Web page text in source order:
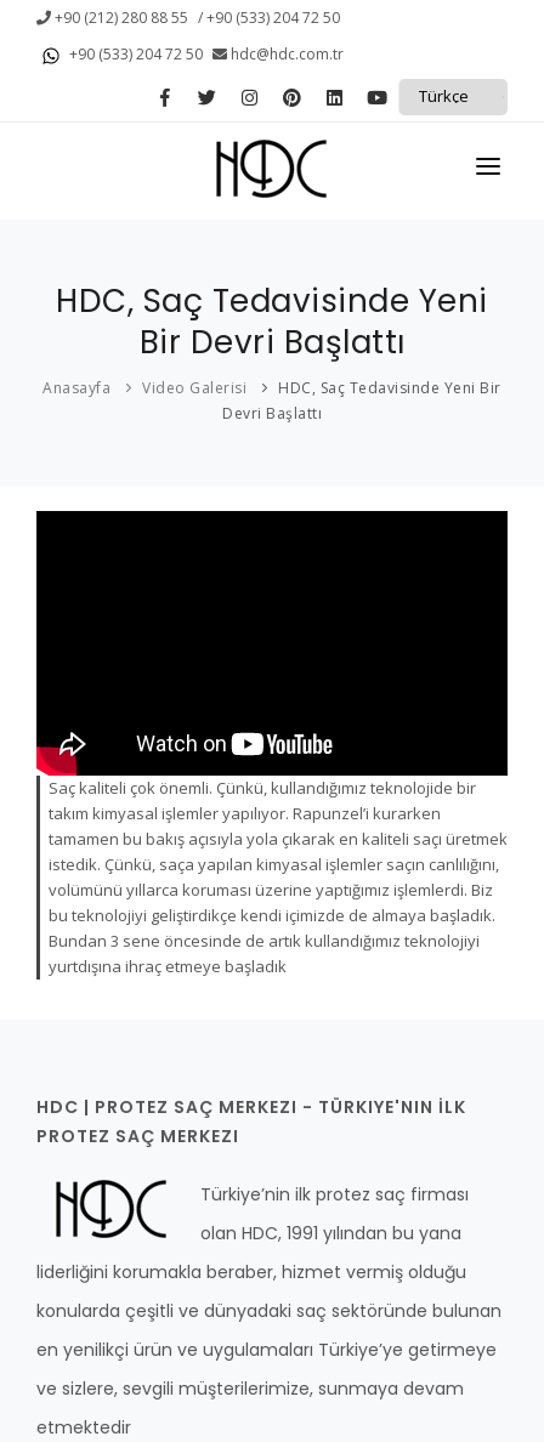
+90 (212) 280 88 55 / +90 (533) 204 72 50
+90 (533) 204 72 50
hdc@hdc.com.tr
KURUMSAL
KAMPANYALAR
HDC, Saç Tedavisinde Yeni
Bir Devri Başlattı
Anasayfa Video Galerisi
HDC, Saç Tedavisinde Yeni Bir
Devri Başlattı
Saç kaliteli çok önemli. Çünkü, kullandığımız teknolojide bir
takım kimyasal işlemler yapılıyor. Rapunzel’i kurarken
tamamen bu bakış açısıyla yola çıkarak en kaliteli saçı üretmek
istedik. Çünkü, saça yapılan kimyasal işlemler saçın canlılığını,
volümünü yıllarca koruması üzerine yaptığımız işlemlerdi. Biz
bu teknolojiyi geliştirdikçe kendi içimizde de almaya başladık.
Bundan 3 sene öncesinde de artık kullandığımız teknolojiyi
yurtdışına ihraç etmeye başladık
HDC | PROTEZ SAÇ MERKEZI - TÜRKIYE'NIN İLK
PROTEZ SAÇ MERKEZI
Türkiye’nin ilk protez saç firması
olan HDC, 1991 yılından bu yana
liderliğini korumakla beraber, hizmet vermiş olduğu
konularda çeşitli ve dünyadaki saç sektöründe bulunan
en yenilikçi ürün ve uygulamaları Türkiye’ye getirmeye
ve sizlere, sevgili müşterilerimize, sunmaya devam
etmektedir